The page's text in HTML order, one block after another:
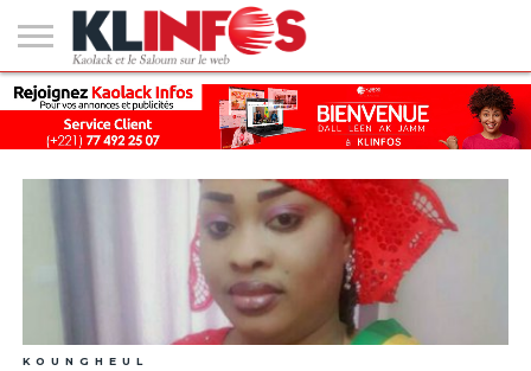
#2
(PAS
DE
TITRE)
KAOLACK
POLITIQUE
ECONOMIE
SOCIÉTÉ
CULTURE
PEOPLE
SPORT
SANTÉ
AFRIQUE
INTERNATIONAL
EMPLOI &
FORMATION
KOUNGHEUL